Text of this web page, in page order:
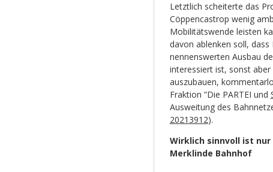
Letztlich scheiterte das
Cöppencastrop wenig
Mobilitätswende leisten
davon ablenken soll,
nennenswerten Ausbau
interessiert ist, sonst
auszubauen,
Fraktion ”Die PARTEI und
Ausweitung des
20213912).
Wirklich sinnvoll ist nur
Merklinde Bahnhof